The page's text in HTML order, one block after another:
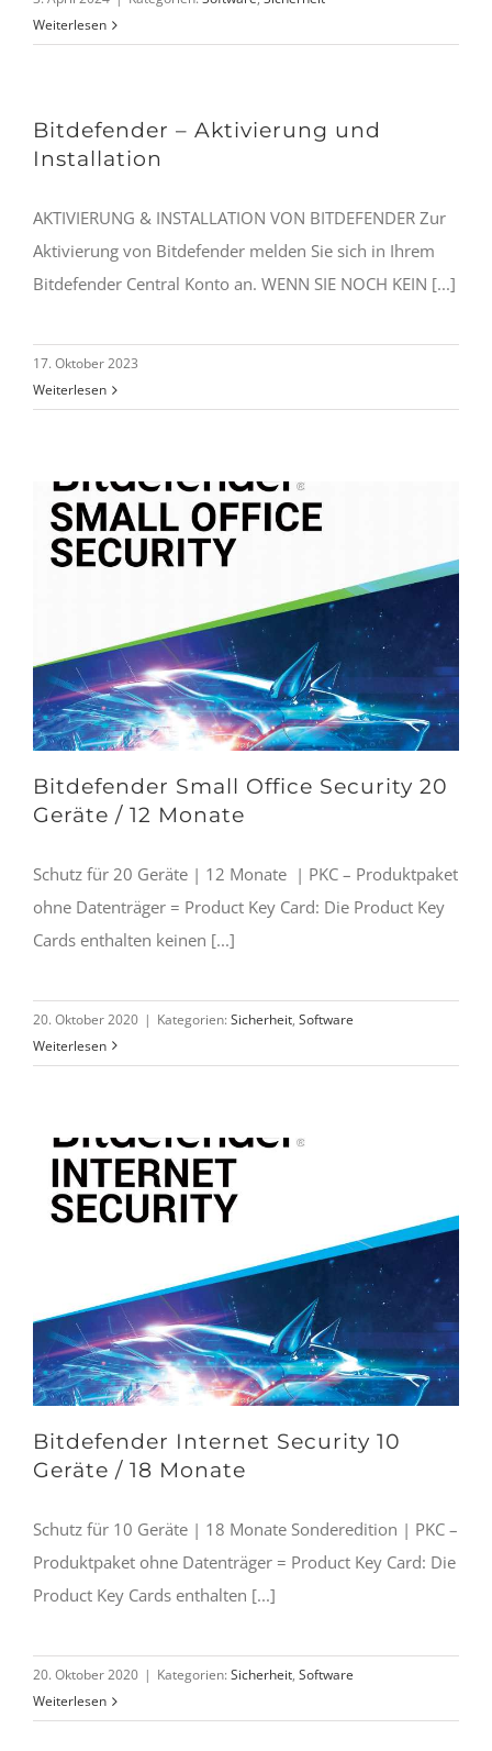
Weiterlesen
Bitdefender – Aktivierung und
Installation
AKTIVIERUNG & INSTALLATION VON BITDEFENDER Zur
Aktivierung von Bitdefender melden Sie sich in Ihrem
Bitdefender Central Konto an. WENN SIE NOCH KEIN [...]
17. Oktober 2023
Weiterlesen
Bitdefender Small Office Security 20
Geräte / 12 Monate
Schutz für 20 Geräte | 12 Monate | PKC – Produktpaket
ohne Datenträger = Product Key Card: Die Product Key
Cards enthalten keinen [...]
20. Oktober 2020 | Kategorien: Sicherheit, Software
Weiterlesen
Bitdefender Internet Security 10
Geräte / 18 Monate
Schutz für 10 Geräte | 18 Monate Sonderedition | PKC –
Produktpaket ohne Datenträger = Product Key Card: Die
Product Key Cards enthalten [...]
20. Oktober 2020 | Kategorien: Sicherheit, Software
Weiterlesen